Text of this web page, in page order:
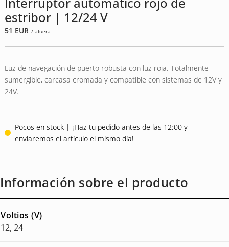
estribor | 12/24 V
51 EUR / afuera
Luz de navegación de puerto robusta con luz roja. Totalmente
sumergible, carcasa cromada y compatible con sistemas de 12V y
24V.
Pocos en stock | ¡Haz tu pedido antes de las 12:00 y
enviaremos el artículo el mismo día!
Información sobre el producto
Voltios (V)
12, 24